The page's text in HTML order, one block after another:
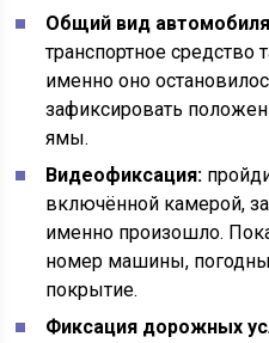
Общий вид
транспортное средство
именно оно
зафиксировать
ямы.
Видеофиксация:
включённой камерой,
именно произошло.
номер машины,
покрытие.
Фиксация дорожных